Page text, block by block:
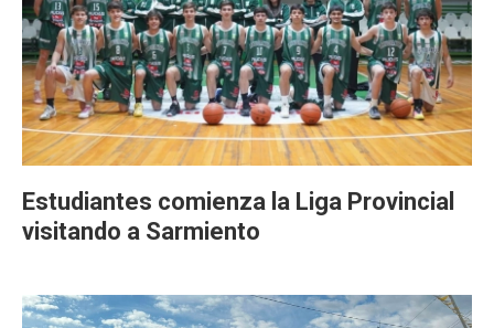
Estudiantes comienza la Liga Provincial
visitando a Sarmiento